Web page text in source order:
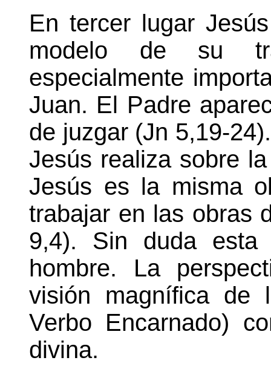
En tercer lugar
modelo de su
especialmente
Juan. El Padre
de juzgar (Jn 5,19-
Jesús realiza sobre
Jesús es la misma
trabajar en las obras
9,4). Sin duda
hombre. La
visión magnífica
Verbo Encarnado)
divina.